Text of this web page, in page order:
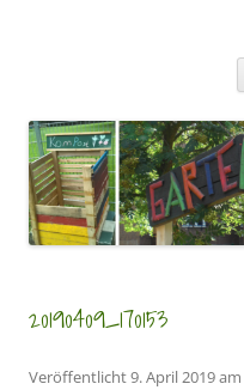
20190409_170153
Veröffentlicht9. April 2019am